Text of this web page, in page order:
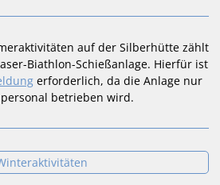
auf der Silberhütte zählt
Biathlon-Schießanlage. Hierfür ist
erforderlich, da die Anlage nur
betrieben wird.